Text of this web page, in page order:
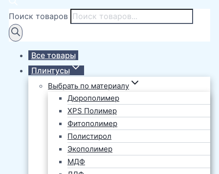
Поиск товаров
Все товары
Плинтусы
Выбрать по материалу
Дюрополимер
XPS Полимер
Фитополимер
Полистирол
Экополимер
МДФ